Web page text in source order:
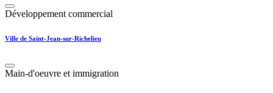
Développement commercial
Ville de Saint-Jean-sur-Richelieu
Main-d'oeuvre et immigration